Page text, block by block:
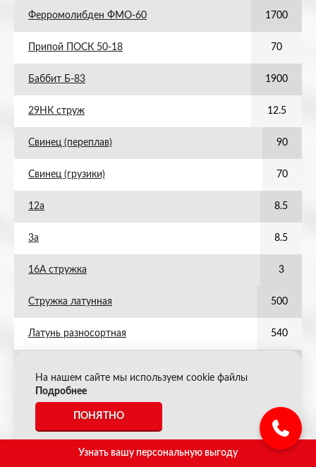
Ферромолибден ФМО-60 1700
Припой ПОСК 50-18 70
Баббит Б-83 1900
29НК струж 12.5
Свинец (переплав) 90
Свинец (грузики) 70
12а 8.5
3а 8.5
16А стружка 3
Стружка латунная 500
Латунь разносортная 540
Титан (лом)
АКБ полипропилен (слитые) 38
ПФ кабель алюминиевый ПВХ (контрольный)
На нашем сайте мы используем cookie файлы
Подробнее
ПОНЯТНО
Узнать вашу персональную выгоду